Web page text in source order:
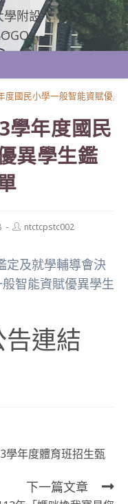
度國民小學一般智能資賦優
學年度國民
異學生鑑
Postntctcpstc002
定及就學輔導會決
智能資賦優異學生
連結
學年度體育班招生甄
下一篇文章